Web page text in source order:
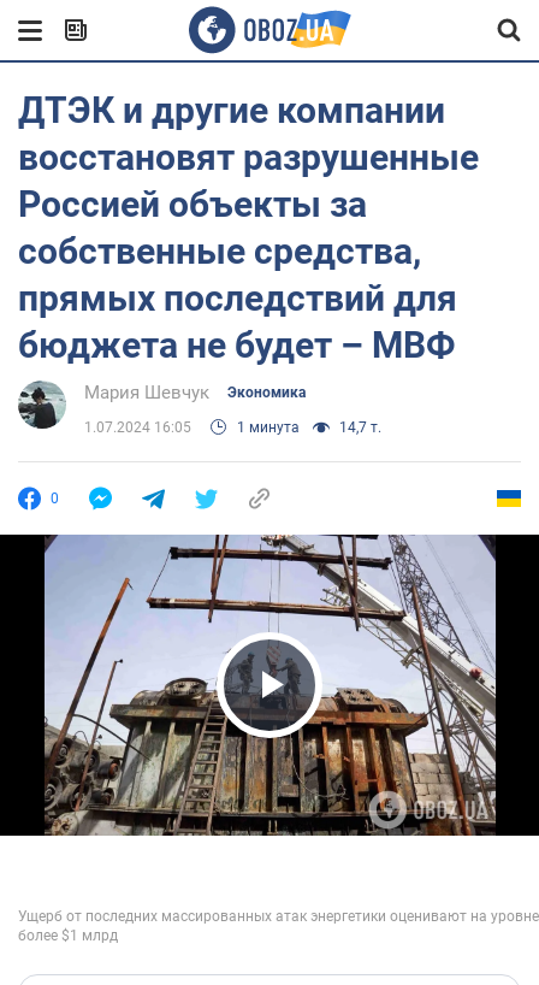
ДТЭК и другие компании
восстановят разрушенные
Россией объекты за
собственные средства,
прямых последствий для
бюджета не будет – МВФ
Мария Шевчук Экономика
1.07.2024 16:05 1 минута 14,7 т.
0
Play Video